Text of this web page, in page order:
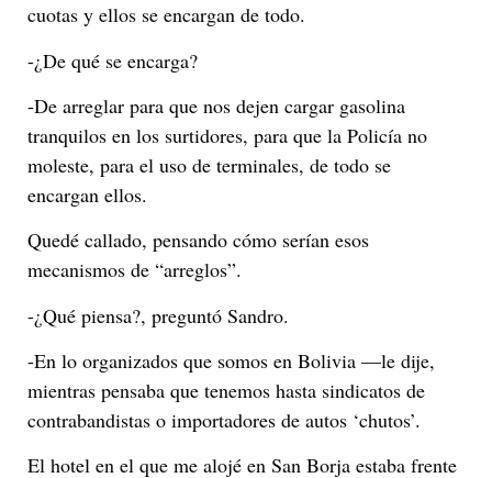
cuotas y ellos se encargan de todo.
-¿De qué se encarga?
-De arreglar para que nos dejen cargar gasolina
tranquilos en los surtidores, para que la Policía no
moleste, para el uso de terminales, de todo se
encargan ellos.
Quedé callado, pensando cómo serían esos
mecanismos de “arreglos”.
-¿Qué piensa?, preguntó Sandro.
-En lo organizados que somos en Bolivia —le dije,
mientras pensaba que tenemos hasta sindicatos de
contrabandistas o importadores de autos ‘chutos’.
El hotel en el que me alojé en San Borja estaba frente